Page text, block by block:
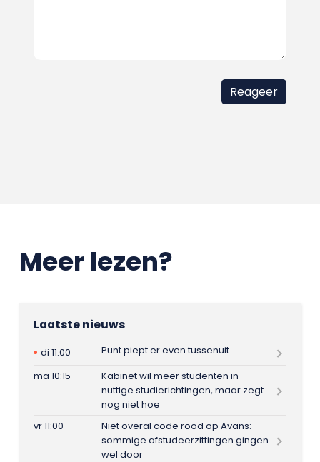
Meer lezen?
Laatste nieuws
di 11:00
Punt piept er even tussenuit
ma 10:15
Kabinet wil meer studenten in
nuttige studierichtingen, maar zegt
nog niet hoe
vr 11:00
Niet overal code rood op Avans:
sommige afstudeerzittingen gingen
wel door